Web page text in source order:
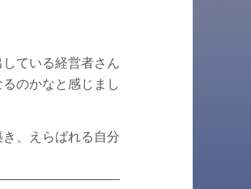
ている経営者さん
のかなと感じまし
、えらばれる自分